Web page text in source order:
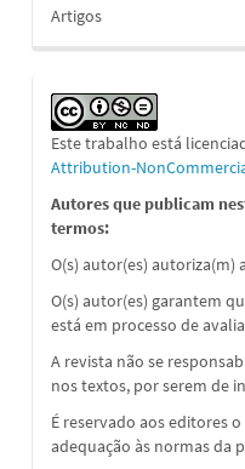
Artigos
Este trabalho está
Attribution-
Autores que publicam
termos:
O(s) autor(es) autoriza(m)
O(s) autor(es) garantem
está em processo de
A revista não se
nos textos, por serem de
É reservado aos editores
adequação às normas da